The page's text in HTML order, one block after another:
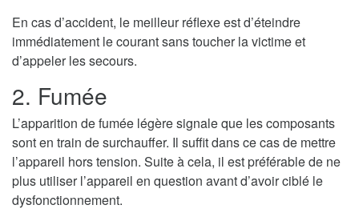
En cas d’accident, le meilleur réflexe est d’éteindre
immédiatement le courant sans toucher la victime et
d’appeler les secours.
2. Fumée
L’apparition de fumée légère signale que les composants
sont en train de surchauffer. Il suffit dans ce cas de mettre
l’appareil hors tension. Suite à cela, il est préférable de ne
plus utiliser l’appareil en question avant d’avoir ciblé le
dysfonctionnement.